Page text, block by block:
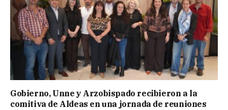
Gobierno, Unne y Arzobispado recibieron a la
comitiva de Aldeas en una jornada de reuniones